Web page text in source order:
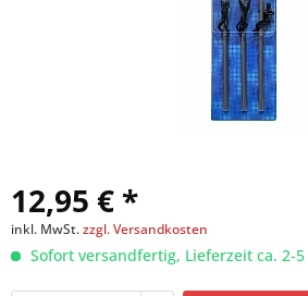
12,95 € *
inkl. MwSt.zzgl. Versandkosten
Sofort versandfertig, Lieferzeit ca. 2-